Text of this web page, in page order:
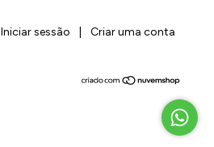
Iniciar sessão Criar uma conta